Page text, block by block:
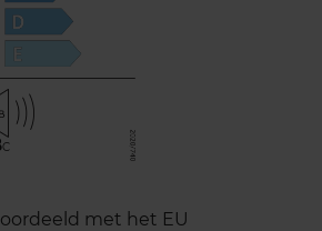
C
met het EU